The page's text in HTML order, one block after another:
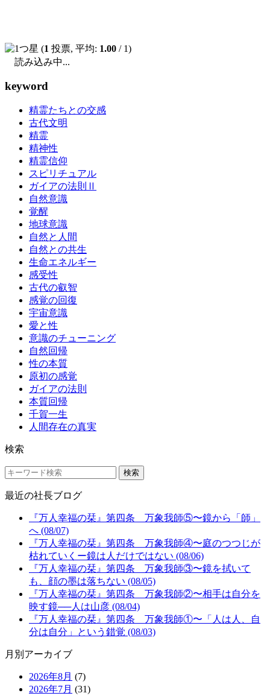
(1 投票, 平均: 1.00 / 1)
読み込み中...
keyword
精霊たちとの交感
古代文明
精霊
精神性
精霊信仰
スピリチュアル
ガイアの法則Ⅱ
自然意識
覚醒
地球意識
自然と人間
自然との共生
生命エネルギー
感受性
古代の叡智
感覚の回復
宇宙意識
愛と性
意識のチューニング
自然回帰
性の本質
原初の感覚
ガイアの法則
本質回帰
千賀一生
人間存在の真実
検索
検索
最近の社長ブログ
『万人幸福の栞』第四条 万象我師⑤〜鏡から「師」
へ (08/07)
『万人幸福の栞』第四条 万象我師④〜庭のつつじが
枯れていくー鏡は人だけではない (08/06)
『万人幸福の栞』第四条 万象我師③〜鏡を拭いて
も、顔の墨は落ちない (08/05)
『万人幸福の栞』第四条 万象我師②〜相手は自分を
映す鏡──人は山彦 (08/04)
『万人幸福の栞』第四条 万象我師①〜「人は人、自
分は自分」という錯覚 (08/03)
月別アーカイブ
2026年8月 (7)
2026年7月 (31)